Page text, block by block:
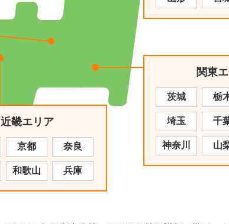
関東
茨城 栃
埼玉 千
神奈川 山
近畿エリア
京都 奈良
和歌山 兵庫